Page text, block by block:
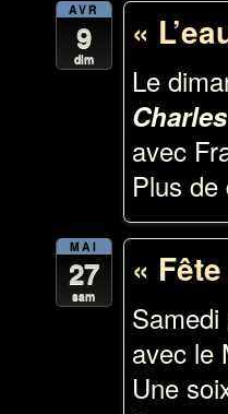
AVR
9
dim
«
Le
avec
Plus
MAI
27
sam
«
avec le
Une